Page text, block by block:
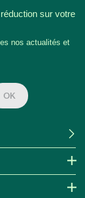
sur votre
nos actualités et
OK